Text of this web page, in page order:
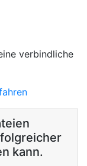
verbindliche
kann.